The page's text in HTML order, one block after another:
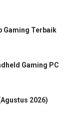
Gaming Terbaik
Gaming PC
2026)